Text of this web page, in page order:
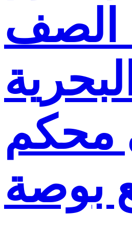
الصف
البحرية
محكم
بوصة